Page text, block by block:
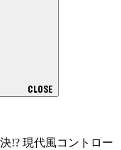
CLOSE
!? 現代風コントロー